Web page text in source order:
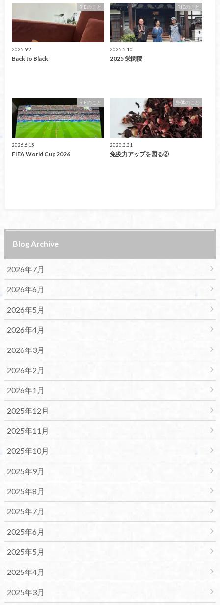
RIEのこと
2025.9.2
Back to Black
RIEのこと
2025.5.10
2025 栄閑院
RIEのこと
2026.6.15
FIFA World Cup 2026
身体のこと
2020.3.31
免疫力アップを図る②
Blog Archive
2026年7月
2026年6月
2026年5月
2026年4月
2026年3月
2026年2月
2026年1月
2025年12月
2025年11月
2025年10月
2025年9月
2025年8月
2025年7月
2025年6月
2025年5月
2025年4月
2025年3月